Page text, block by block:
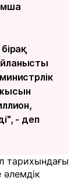
- деп
тарихындағы